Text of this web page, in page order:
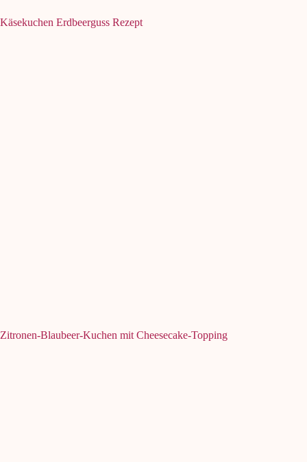
Käsekuchen Erdbeerguss Rezept
Zitronen-Blaubeer-Kuchen mit Cheesecake-Topping